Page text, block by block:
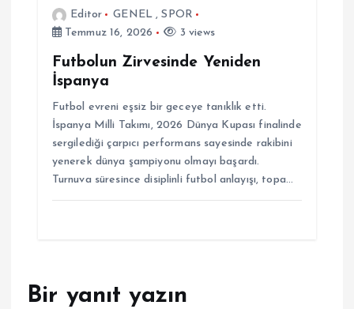
Editor GENEL,SPOR
Temmuz 16, 2026
3 views
Futbolun Zirvesinde Yeniden
İspanya
Futbol evreni eşsiz bir geceye tanıklık etti.
İspanya Milli Takımı, 2026 Dünya Kupası finalinde
sergilediği çarpıcı performans sayesinde rakibini
yenerek dünya şampiyonu olmayı başardı.
Turnuva süresince disiplinli futbol anlayışı, topa…
Bir yanıt yazın